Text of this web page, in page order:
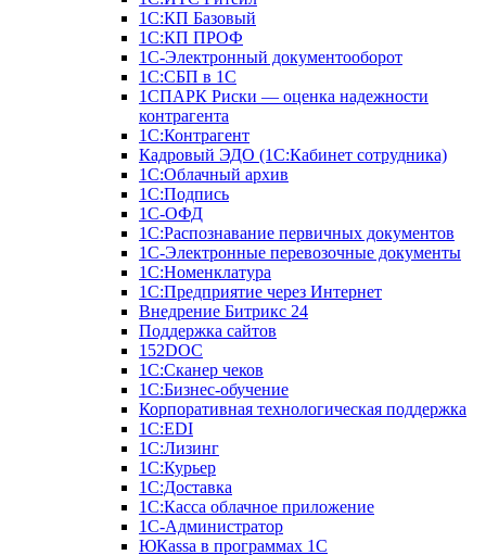
1С:КП Базовый
1С:КП ПРОФ
1С-Электронный документооборот
1С:СБП в 1С
1СПАРК Риски — оценка надежности
контрагента
1С:Контрагент
Кадровый ЭДО (1С:Кабинет сотрудника)
1С:Облачный архив
1С:Подпись
1С-ОФД
1С:Распознавание первичных документов
1С-Электронные перевозочные документы
1С:Номенклатура
1С:Предприятие через Интернет
Внедрение Битрикс 24
Поддержка сайтов
152DOC
1С:Сканер чеков
1С:Бизнес-обучение
Корпоративная технологическая поддержка
1С:ЕDI
1С:Лизинг
1С:Курьер
1С:Доставка
1С:Касса облачное приложение
1С-Администратор
ЮКаssа в программах 1С